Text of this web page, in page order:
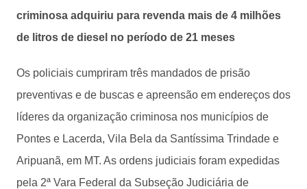
criminosa adquiriu para revenda mais de 4 milhões
de litros de diesel no período de 21 meses
Os policiais cumpriram três mandados de prisão
preventivas e de buscas e apreensão em endereços dos
líderes da organização criminosa nos municípios de
Pontes e Lacerda, Vila Bela da Santíssima Trindade e
Aripuanã, em MT. As ordens judiciais foram expedidas
pela 2ª Vara Federal da Subseção Judiciária de